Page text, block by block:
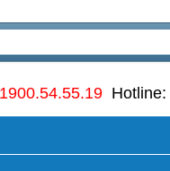
1900.54.55.19 Hotline: